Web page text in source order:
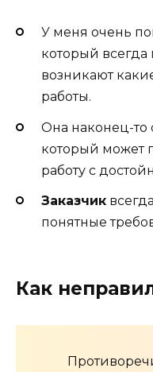
У меня очень
который всегда
возникают
работы.
Она наконец-то
который может
работу с
Заказчик
понятные
Как